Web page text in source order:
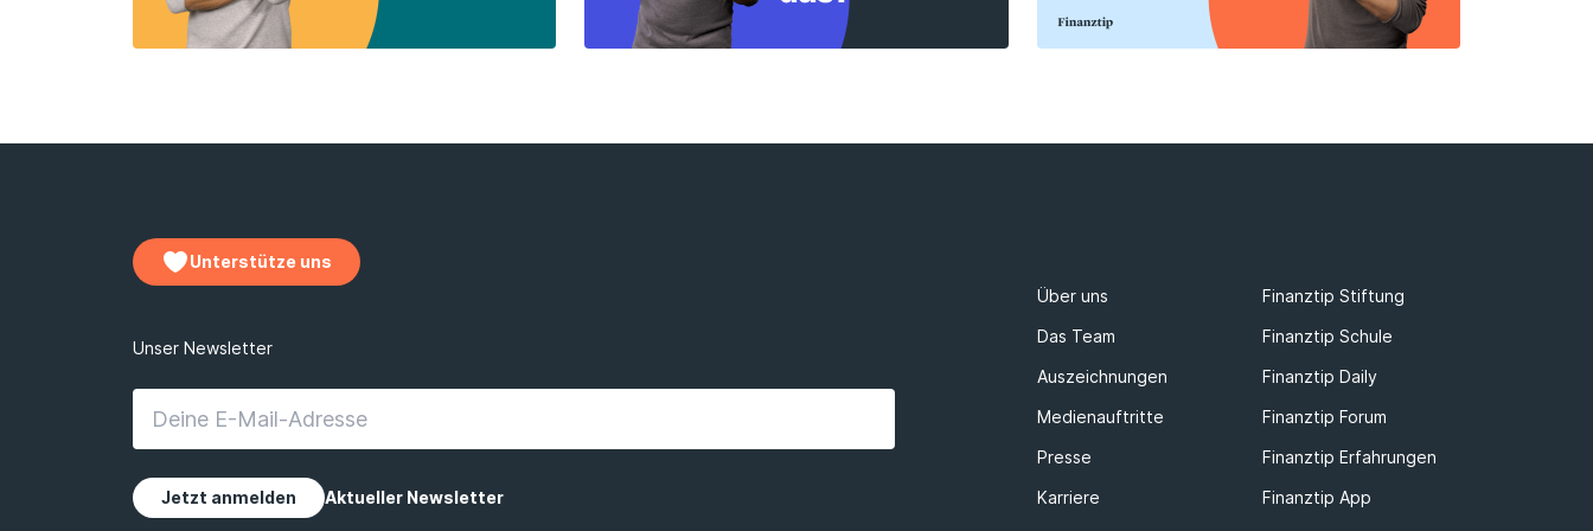
Unterstütze uns
Über uns
Finanztip Stiftung
Das Team
Finanztip Schule
Auszeichnungen
Finanztip Daily
Medienauftritte
Finanztip Forum
Presse
Finanztip Erfahrungen
Karriere
Finanztip App